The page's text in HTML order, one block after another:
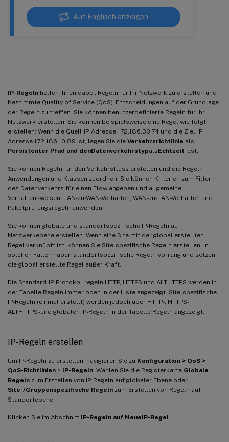
Auf Englisch anzeigen
IP-Regeln helfen Ihnen dabei, Regeln für Ihr Netzwerk zu erstellen und
bestimmte Quality of Service (QoS) -Entscheidungen auf der Grundlage
der Regeln zu treffen. Sie können benutzerdefinierte Regeln für Ihr
Netzwerk erstellen. Sie können beispielsweise eine Regel wie folgt
erstellen: Wenn die Quell-IP-Adresse 172.186.30.74 und die Ziel-IP-
Adresse 172.186.10.89 ist, legen Sie die Verkehrsrichtlinie als
Persistenter Pfad und denDatenverkehrstypalsEchtzeitfest.
Sie können Regeln für den Verkehrsfluss erstellen und die Regeln
Anwendungen und Klassen zuordnen. Sie können Kriterien zum Filtern
des Datenverkehrs für einen Flow angeben und allgemeine
Verhaltensweisen, LAN-zu-WAN-Verhalten, WAN-zu-LAN-Verhalten und
Paketprüfungsregeln anwenden.
Sie können globale und standortspezifische IP-Regeln auf
Netzwerkebene erstellen. Wenn eine Site mit der global erstellten
Regel verknüpft ist, können Sie Site-spezifische Regeln erstellen. In
solchen Fällen haben standortspezifische Regeln Vorrang und setzen
die global erstellte Regel außer Kraft.
Die Standard-IP-Protokollregeln HTTP, HTTPS und ALTHTTPS werden in
der Tabelle Regeln immer oben in der Liste angezeigt. Site-spezifische
IP-Regeln (einmal erstellt) werden jedoch über HTTP-, HTTPS-,
ALTHTTPS- und globalen IP-Regeln in der Tabelle Regeln angezeigt.
IP-Regeln erstellen
Um IP-Regeln zu erstellen, navigieren Sie zu Konfiguration > QoS >
QoS-Richtlinien > IP-Regeln . Wählen Sie die Registerkarte Globale
Regeln zum Erstellen von IP-Regeln auf globaler Ebene oder
Site-/Gruppenspezifische Regeln zum Erstellen von Regeln auf
Standortebene.
Klicken Sie im Abschnitt IP-Regeln auf NeueIP-Regel